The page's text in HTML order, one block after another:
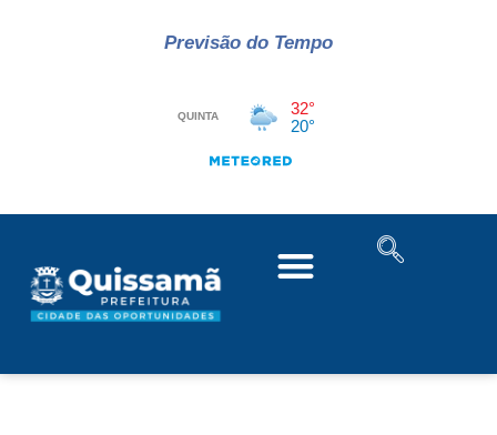
Previsão do Tempo